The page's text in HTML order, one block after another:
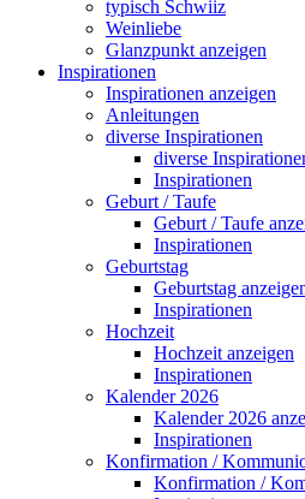
typisch Schwiiz
Weinliebe
Glanzpunkt anzeigen
Inspirationen
Inspirationen anzeigen
Anleitungen
diverse Inspirationen
diverse
Inspirationen
Geburt / Taufe
Geburt / Taufe
Inspirationen
Geburtstag
Geburtstag
Inspirationen
Hochzeit
Hochzeit anzeigen
Inspirationen
Kalender 2026
Kalender 2026
Inspirationen
Konfirmation /
Konfirmation /